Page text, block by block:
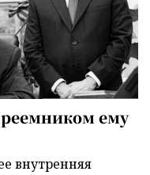
ему
внутренняя